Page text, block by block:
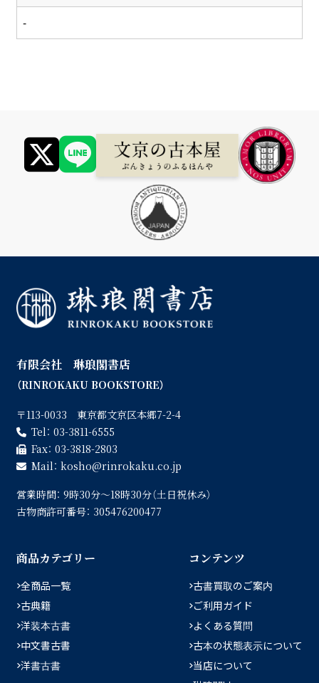
-
有限会社 琳琅閣書店
（RINROKAKU BOOKSTORE）
〒113-0033 東京都文京区本郷7-2-4
Tel： 03-3811-6555
Fax： 03-3818-2803
Mail： kosho
rinrokaku.co.jp
営業時間： 9時30分〜18時30分（土日祝休み）
古物商許可番号： 305476200477
商品カテゴリー
全商品一覧
古典籍
洋装本古書
中文書古書
洋書古書
コンテンツ
古書買取のご案内
ご利用ガイド
よくある質問
古本の状態表示について
当店について